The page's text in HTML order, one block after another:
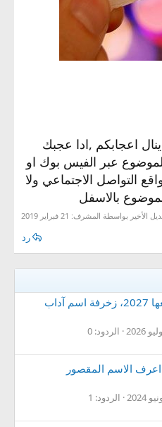
اعجابكم ,ادا عجبك
عبر الفيس بوك او
التواصل الاجتماعي ولا
بالاسفل​
الأخير بواسطة المشرف: 21 فبراير 2019
رد
معنى اسم آداب وصفاتها ودلعها 2027، زخرفة اسم آداب
الردود: 0
الاسم المقصور
الردود: 1